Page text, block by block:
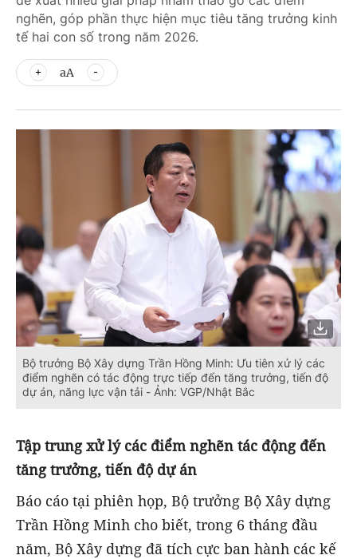
nghẽn, góp phần thực hiện mục tiêu tăng trưởng kinh
tế hai con số trong năm 2026.
aA
Bộ trưởng Bộ Xây dựng Trần Hồng Minh: Ưu tiên xử lý các
điểm nghẽn có tác động trực tiếp đến tăng trưởng, tiến độ
dự án, năng lực vận tải - Ảnh: VGP/Nhật Bắc
Tập trung xử lý các điểm nghẽn tác động đến
tăng trưởng, tiến độ dự án
Báo cáo tại phiên họp, Bộ trưởng Bộ Xây dựng
Trần Hồng Minh cho biết, trong 6 tháng đầu
năm, Bộ Xây dựng đã tích cực ban hành các kế